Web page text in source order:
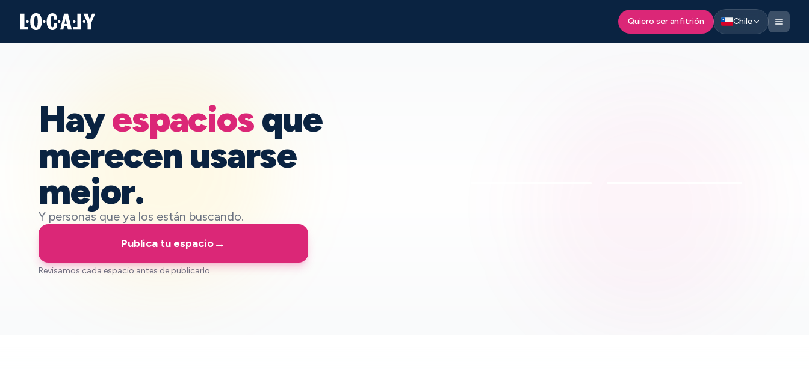
Localy — Ir al inicio
Quiero ser anfitrión Chile
Hayespaciosque
merecen usarse
mejor.
Y personas que ya los están buscando.
Publica tu espacio→
Revisamos cada espacio antes de publicarlo.